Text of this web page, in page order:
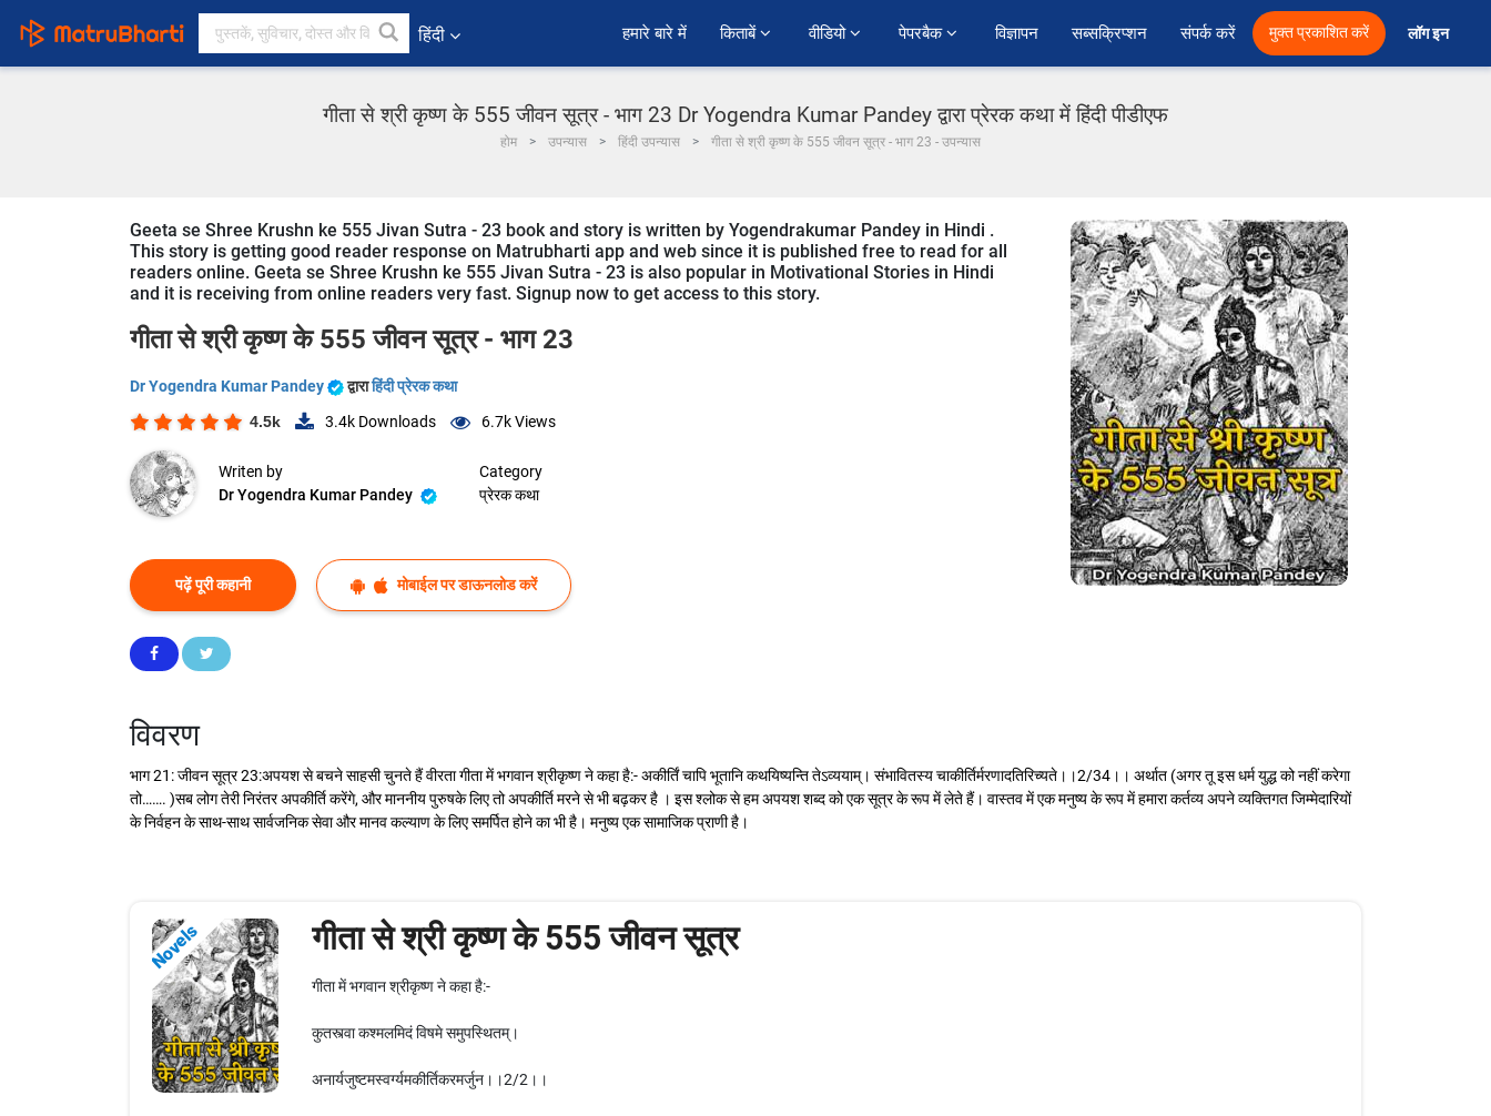
हिंदी हमारे बारे में किताबें वीडियो पेपरबैक विज्ञापन सब्सक्रिप्शन संपर्क करें मुक्त प्रकाशित करें लॉग इन
गीता से श्री कृष्ण के 555 जीवन सूत्र - भाग 23 Dr Yogendra Kumar Pandey द्वारा प्रेरक कथा में हिंदी पीडीएफ
होम उपन्यास हिंदी उपन्यास गीता से श्री कृष्ण के 555 जीवन सूत्र - भाग 23 - उपन्यास
Geeta se Shree Krushn ke 555 Jivan Sutra - 23 book and story is written by Yogendrakumar Pandey in Hindi .
This story is getting good reader response on Matrubharti app and web since it is published free to read for all
readers online. Geeta se Shree Krushn ke 555 Jivan Sutra - 23 is also popular in Motivational Stories in Hindi
and it is receiving from online readers very fast. Signup now to get access to this story.
गीता से श्री कृष्ण के 555 जीवन सूत्र - भाग 23
Dr Yogendra Kumar Pandey द्वाराहिंदी प्रेरक कथा
4.5k 3.4k Downloads 6.7kViews
Writen by
Dr Yogendra Kumar Pandey
Category
प्रेरक कथा
पढ़ें पूरी कहानी मोबाईल पर डाऊनलोड करें
विवरण
भाग 21: जीवन सूत्र 23:अपयश से बचने साहसी चुनते हैं वीरता गीता में भगवान श्रीकृष्ण ने कहा है:- अकीर्तिं चापि भूतानि कथयिष्यन्ति तेऽव्ययाम्। संभावितस्य चाकीर्तिर्मरणादतिरिच्यते।।2/34।। अर्थात (अगर तू इस धर्म युद्ध को नहीं करेगा
तो……. )सब लोग तेरी निरंतर अपकीर्ति करेंगे, और माननीय पुरुषके लिए तो अपकीर्ति मरने से भी बढ़कर है । इस श्लोक से हम अपयश शब्द को एक सूत्र के रूप में लेते हैं। वास्तव में एक मनुष्य के रूप में हमारा कर्तव्य अपने व्यक्तिगत जिम्मेदारियों
के निर्वहन के साथ-साथ सार्वजनिक सेवा और मानव कल्याण के लिए समर्पित होने का भी है। मनुष्य एक सामाजिक प्राणी है।
Novels गीता से श्री कृष्ण के 555 जीवन सूत्र
गीता में भगवान श्रीकृष्ण ने कहा है:-
कुतस्त्वा कश्मलमिदं विषमे समुपस्थितम्।
अनार्यजुष्टमस्वर्ग्यमकीर्तिकरमर्जुन।।2/2।।